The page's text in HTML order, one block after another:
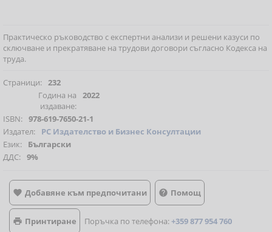
Практическо ръководство с експертни анализи и решени казуси по
сключване и прекратяване на трудови договори съгласно Кодекса на
труда.
Страници: 232
Година на
издаване:
2022
ISBN: 978-619-7650-21-1
Издател:
РС Издателство и Бизнес Консултации
Език:
Български
ДДС: 9%
 Добавяне към предпочитани  Помощ
 Принтиране Поръчка по телефона:+359 877 954 760